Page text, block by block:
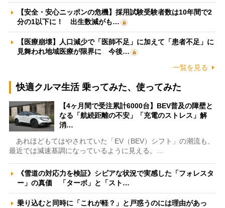
【安全・安心ニッポンの危機】採用試験受験者数は10年間で2
分の1以下に！ 出生数減がも…
【医療崩壊】人口減少で「医師不足」に加えて「患者不足」に
見舞われ地域医療が限界に 今後…
一覧を見る
快適クルマ生活 乗ってみた、使ってみた
【4ヶ月間で受注累計6000台】BEV普及の障壁と
なる「航続距離の不安」「充電のストレス」解
消…
あれほどもてはやされていた「EV（BEV）シフト」の潮流も、
最近では減速基調になっているように見える。…
《雪道の対応力を検証》シビアな状況で実感した「フォレスタ
ー」の真価 「ターボ」と「スト…
乗り込むと同時に「これが軽？」と戸惑うのには理由があっ